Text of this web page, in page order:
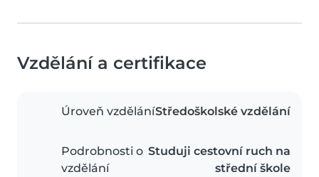
Vzdělání a certifikace
Úroveň vzděláníStředoškolské vzdělání
Podrobnosti o
vzdělání
Studuji cestovní ruch na
střední škole